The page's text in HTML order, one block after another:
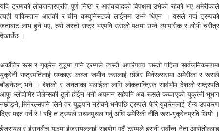
यदि ट्रम्पकाे लाेकतन्त्रप्रति पूर्ण निष्ठा र आतंकवादकाे विपक्षमा उभेकाे रहेकाे भए अमेरीकाले
त्यही पाकिस्तान आतंकी र चीन कम्युनिस्टकाे लाईनमा उभ्ने थिएन । यसले गर्दा ट्रम्पकाे
जताबाट लाभ हुने भए, त्याे जस्ताे राष्ट्र भएपनि उसकाे पक्षमा उभ्ने व्यापारीक र लाेभी चरीत्र
देखाउँछ ।
अर्काेतिर रूस र युक्रेन युद्धमा पनि ट्रम्पले त्यस्तै अपरिपक्व जस्ताे पहिला सार्वजनिकरूपमा
युक्रेनी राष्ट्रपतिलाई धम्काएर कब्जा जमीन रूसलाई छाेडेर मिनेरल्ससमा अमेरीका र रूसले
बाँड्नेछन् भने । देशकाे र जनताका भलाईका लागि लाेकतान्त्रिक सार्वभाैम देशकाे राष्ट्रपति
आफू भ्लाेदाेमिर जेलेन्सकी ठूलाे हाेईन भनी अपमान सहेपनि अब रूसले कब्जाएकाे युक्रेनी भूभाग
नछाेड्ने, मिनेरल्सपनि लिने तर युद्धपनि नराेक्ने भनेपछि ट्रम्पले फेरि युक्रेनलाई शैन्य उपकरण
दिएर मद्दत गर्ने रे ! यहि त ट्रम्पले उथलपुथल गर्नु अघि अमेरिकी नीति रूस-युक्रेनप्रति थियाे ।
ईजरायल र ईरानबीच युद्धमा ईजरायललाई सहयाेग गर्दै ट्रम्पले इरानी सर्वाेच्न नेता आयाेताेल्लाह